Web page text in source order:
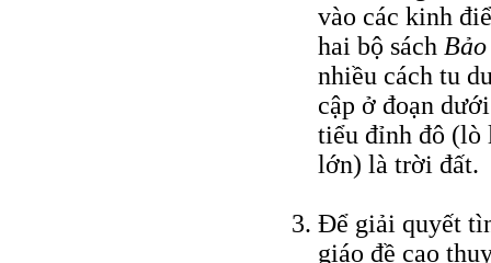
vào các kinh
hai bộ sách
nhiều cách tu
cập ở đoạn
tiểu đỉnh đô (lò
lớn) là trời đất.
Ðể giải quyết
giáo đề cao